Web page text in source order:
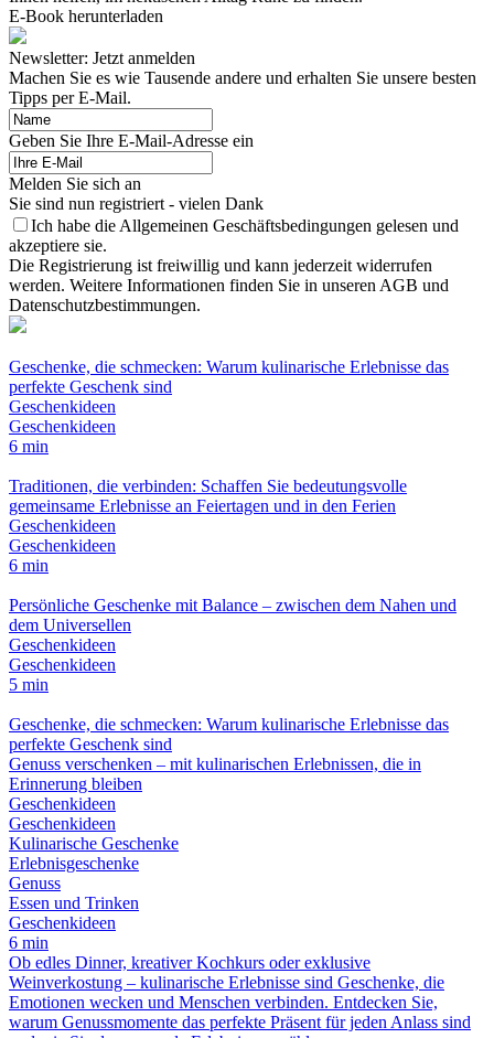
E-Book herunterladen
Newsletter: Jetzt anmelden
Machen Sie es wie Tausende andere und erhalten Sie unsere besten
Tipps per E-Mail.
Geben Sie Ihre E-Mail-Adresse ein
Melden Sie sich an
Sie sind nun registriert - vielen Dank
Ich habe die Allgemeinen Geschäftsbedingungen gelesen und
akzeptiere sie.
Die Registrierung ist freiwillig und kann jederzeit widerrufen
werden. Weitere Informationen finden Sie in unseren AGB und
Datenschutzbestimmungen.
Geschenke, die schmecken: Warum kulinarische Erlebnisse das
perfekte Geschenk sind
Geschenkideen
Geschenkideen
6 min
Traditionen, die verbinden: Schaffen Sie bedeutungsvolle
gemeinsame Erlebnisse an Feiertagen und in den Ferien
Geschenkideen
Geschenkideen
6 min
Persönliche Geschenke mit Balance – zwischen dem Nahen und
dem Universellen
Geschenkideen
Geschenkideen
5 min
Geschenke, die schmecken: Warum kulinarische Erlebnisse das
perfekte Geschenk sind
Genuss verschenken – mit kulinarischen Erlebnissen, die in
Erinnerung bleiben
Geschenkideen
Geschenkideen
Kulinarische Geschenke
Erlebnisgeschenke
Genuss
Essen und Trinken
Geschenkideen
6 min
Ob edles Dinner, kreativer Kochkurs oder exklusive
Weinverkostung – kulinarische Erlebnisse sind Geschenke, die
Emotionen wecken und Menschen verbinden. Entdecken Sie,
warum Genussmomente das perfekte Präsent für jeden Anlass sind